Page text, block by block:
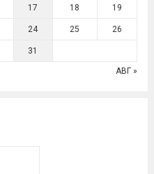
17 18 19
24 25 26
31
АВГ »